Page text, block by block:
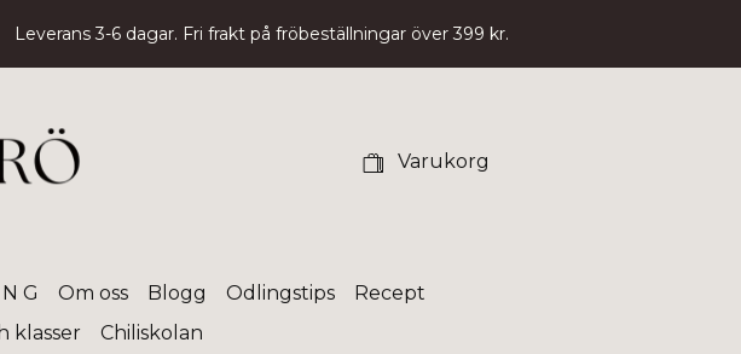
Leverans 3-6 dagar. Fri frakt på fröbeställningar över 399 kr.
Varukorg
G Om oss Blogg Odlingstips
Recept
klasser Chiliskolan